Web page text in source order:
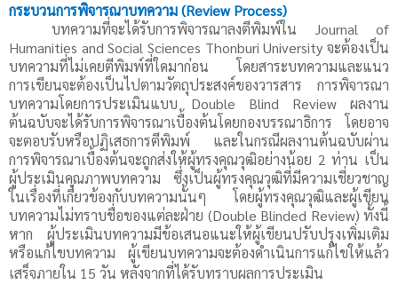
กระบวนการพิจารณาบทความ (Review Process)
บทความที่จะได้รับการพิจารณาลงตีพิมพ์ใน Journal of
Humanities and Social Sciences Thonburi University จะต้องเป็น
บทความที่ไม่เคยตีพิมพ์ที่ใดมาก่อน
โดยสาระบทความและแนว
การเขียนจะต้องเป็นไปตามวัตถุประสงค์ของวารสาร การพิจารณา
บทความโดยการประเมินแบบ Double Blind Review ผลงาน
ต้นฉบับจะได้รับการพิจารณาเบื้องต้นโดยกองบรรณาธิการ โดยอาจ
จะตอบรับหรือปฏิเสธการตีพิมพ์ และในกรณีผลงานต้นฉบับผ่าน
การพิจารณาเบื้องต้นจะถูกส่งให้ผู้ทรงคุณวุฒิอย่างน้อย 2ท่าน เป็น
ผู้ประเมินคุณภาพบทความ
ซึ่งเป็นผู้ทรงคุณวุฒิที่มีความเชี่ยวชาญ
ในเรื่องที่เกี่ยวข้องกับบทความนั้นๆ
โดยผู้ทรงคุณวุฒิและผู้เขียน
บทความไม่ทราบชื่อของแต่ละฝ่าย (Double Blinded Review) ทั้งนี้
หาก ผู้ประเมินบทความมีข้อเสนอแนะให้ผู้เขียนปรับปรุงเพิ่มเติม
หรือแก้ไขบทความ ผู้เขียนบทความจะต้องดำเนินการแก้ไขให้แล้ว
เสร็จภายใน 15 วัน หลังจากที่ได้รับทราบผลการประเมิน